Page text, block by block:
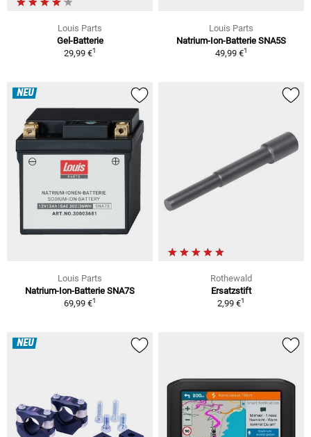
Louis Parts
Gel-Batterie
29,99 €1
Louis Parts
Natrium-Ion-Batterie SNA5S
49,99 €1
NEU
Louis Parts
Natrium-Ion-Batterie SNA7S
69,99 €1
Rothewald
Ersatzstift
2,99 €1
NEU